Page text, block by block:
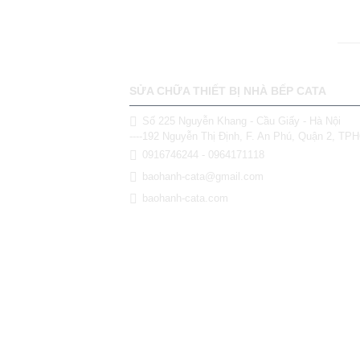
SỬA CHỮA THIẾT BỊ NHÀ BẾP CATA
Số 225 Nguyễn Khang - Cầu Giấy - Hà Nội
----192 Nguyễn Thị Định, F. An Phú, Quận 2,
0916746244 - 0964171118
baohanh-cata@gmail.com
baohanh-cata.com